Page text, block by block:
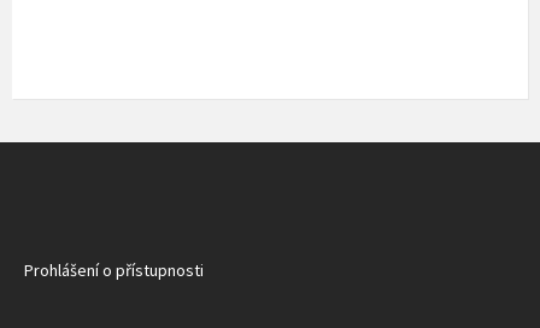
Prohlášení o přístupnosti